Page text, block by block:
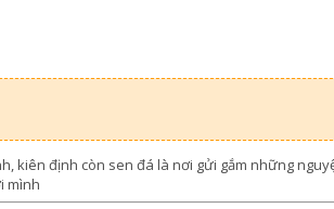
kiên định còn sen đá là nơi gửi gắm những
mình